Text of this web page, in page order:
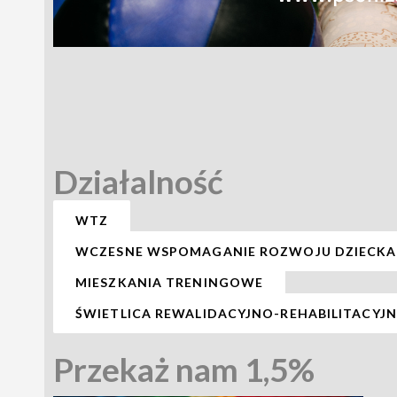
Działalność
WTZ
WCZESNE WSPOMAGANIE ROZWOJU DZIECKA
MIESZKANIA TRENINGOWE
ŚWIETLICA REWALIDACYJNO-
Przekaż nam 1,5%